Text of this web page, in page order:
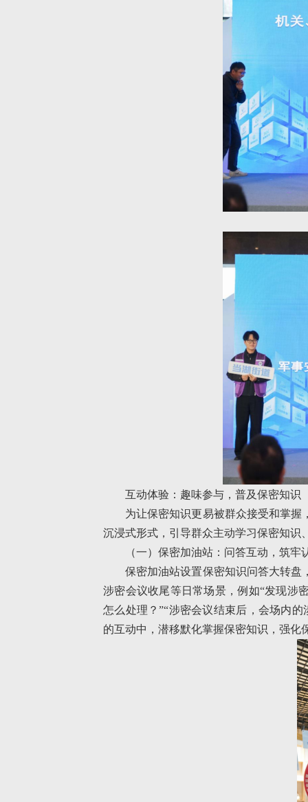
互动体验：趣味参与，普及保密知识
为让保密知识更易被群众接受和掌
沉浸式形式，引导群众主动学习保密知识
（一）保密加油站：问答互动，筑牢
保密加油站设置保密知识问答大转盘
涉密会议收尾等日常场景，例如“发现涉
怎么处理？”“涉密会议结束后，会场内
的互动中，潜移默化掌握保密知识，强化